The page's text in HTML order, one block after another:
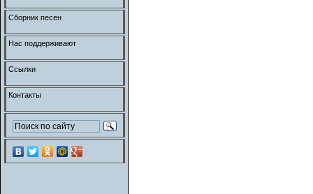
Сборник песен
Нас поддерживают
Ссылки
Контакты